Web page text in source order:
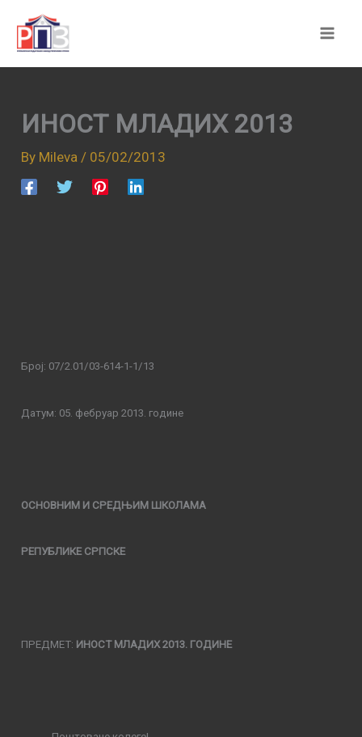
content
ИНОСТ МЛАДИХ 2013
By Mileva / 05/02/2013
Број: 07/2.01/03-614-1-1/13
Датум: 05. фебруар 2013. године
ОСНОВНИМ И СРЕДЊИМ ШКОЛАМА
РЕПУБЛИКЕ СРПСКЕ
ПРЕДМЕТ: ИНОСТ МЛАДИХ 2013. ГОДИНЕ